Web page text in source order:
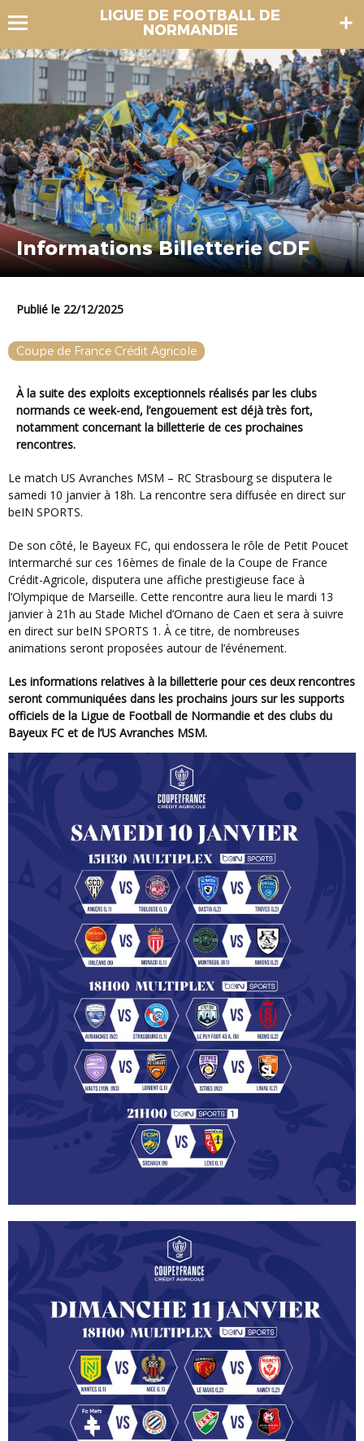
LIGUE DE FOOTBALL DE
NORMANDIE
Informations Billetterie CDF
Publié le 22/12/2025
Coupe de France Crédit Agricole
À la suite des exploits exceptionnels réalisés par les clubs
normands ce week-end, l’engouement est déjà très fort,
notamment concernant la billetterie de ces prochaines
rencontres.
Le match US Avranches MSM – RC Strasbourg se disputera le
samedi 10 janvier à 18h. La rencontre sera diffusée en direct sur
beIN SPORTS.
De son côté, le Bayeux FC, qui endossera le rôle de Petit Poucet
Intermarché sur ces 16èmes de finale de la Coupe de France
Crédit-Agricole, disputera une affiche prestigieuse face à
l’Olympique de Marseille. Cette rencontre aura lieu le mardi 13
janvier à 21h au Stade Michel d’Ornano de Caen et sera à suivre
en direct sur beIN SPORTS 1. À ce titre, de nombreuses
animations seront proposées autour de l’événement.
Les informations relatives à la billetterie pour ces deux rencontres
seront communiquées dans les prochains jours sur les supports
officiels de la Ligue de Football de Normandie et des clubs du
Bayeux FC et de l’US Avranches MSM.